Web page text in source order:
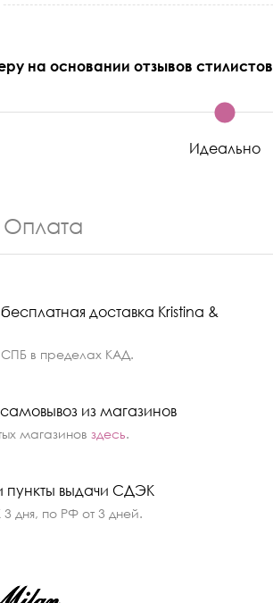
на основании отзывов стилистов
Идеально
Оплата
доставка Kristina &
СПБ в пределах КАД.
из магазинов
магазиновздесь.
пункты выдачи СДЭК
дня, по РФ от 3 дней.